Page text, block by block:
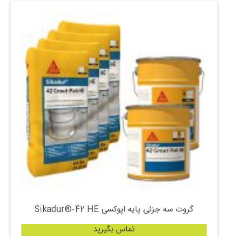
گروت سه جزئی پایه اپوکسی Sikadur®-42 HE
تماس بگیرید